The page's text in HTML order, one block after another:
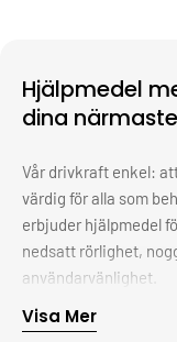
Hjälpmedel
dina närmaste
Vår drivkraft enkel:
värdig för alla som
erbjuder hjälpmedel
nedsatt rörlighet,
användarvänlighet.
Bakom varje produkt
Visa Mer